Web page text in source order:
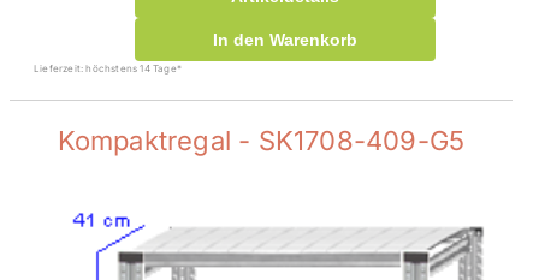
In den Warenkorb
Lieferzeit: höchstens 14 Tage*
Kompaktregal - SK1708-409-G5